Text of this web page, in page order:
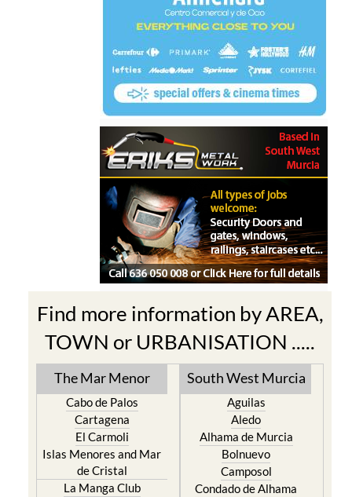
Find more information by AREA,
TOWN or URBANISATION .....
The Mar Menor
Cabo de Palos
Cartagena
El Carmoli
Islas Menores and Mar
de Cristal
La Manga Club
South West Murcia
Aguilas
Aledo
Alhama de Murcia
Bolnuevo
Camposol
Condado de Alhama